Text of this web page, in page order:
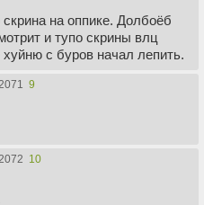
скрина на оппике. Долбоёб
и тупо скрины влц
с буров начал лепить.
9
10